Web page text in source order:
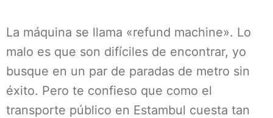
La máquina se llama «refund machine». Lo
malo es que son difíciles de encontrar, yo
busque en un par de paradas de metro sin
éxito. Pero te confieso que como el
transporte público en Estambul cuesta tan